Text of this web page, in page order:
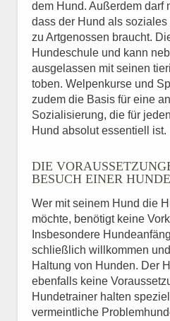
dem Hund. Außerdem darf
dass der Hund als
zu Artgenossen braucht.
Hundeschule und kann
ausgelassen mit seinen
toben. Welpenkurse und
zudem die Basis für eine
Sozialisierung, die für
Hund absolut essentiell ist.
DIE
BESUCH EINER
Wer mit seinem Hund die
möchte, benötigt keine
Insbesondere
schließlich willkommen
Haltung von Hunden. Der
ebenfalls keine
Hundetrainer halten
vermeintliche